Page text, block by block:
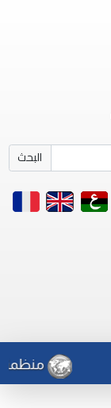
البحث
منظمة